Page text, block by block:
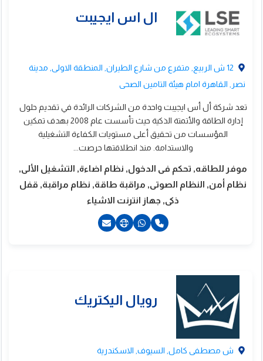
زوون لأنظمة
12 ش الربيع, متفرع من شارع الطيران, المنطقة الاولى, مدينة
نصر, القاهرة امام هيئة التامين الصحى
تعد شركة أل أس ايجيبت واحدة من الشركات الرائدة في تقديم حلول
إدارة الطاقة والأتمتة الذكية حيث تأسست عام 2008 بهدف تمكين
المؤسسات من تحقيق أعلى مستويات الكفاءة التشغيلية
والاستدامة. منذ انطلاقتها حرصت...
موفر للطاقه, تحكم فى الدخول, نظام اضاءة, التشغيل الألى,
نظام أمن, النظام الصوتى, مراقبة طاقة, نظام مراقبة, قفل
ذكى, جهاز انترنت الاشياء
ش مصطفى كامل, السيوف, الاسكندرية